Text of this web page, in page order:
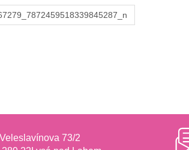
Veleslavínova 73/2